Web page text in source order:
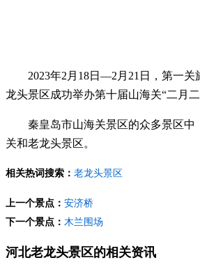
2023年2月18日—2月21日，第一关
龙头景区成功举办第十届山海关“二月二
秦皇岛市山海关景区的众多景区中
关和老龙头景区。
相关热词搜索： 老龙头景区
上一个景点： 安济桥
下一个景点： 木兰围场
河北老龙头景区的相关资讯